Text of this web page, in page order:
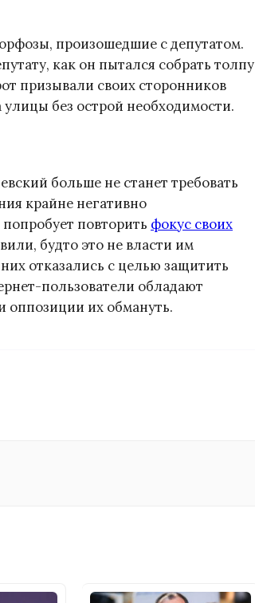
произошедшие с депутатом.
как он пытался собрать толпу
призывали своих сторонников
улицы без острой необходимости.
больше не станет требовать
крайне негативно
повторить фокус своих
будто это не власти им
отказались с целью защитить
пользователи обладают
оппозиции их обмануть.